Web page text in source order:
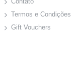
Termos e Condições
Gift Vouchers